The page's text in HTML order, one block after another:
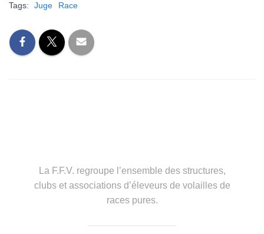
Tags: Juge Race
La F.F.V. regroupe l’ensemble des structures,
clubs et associations d’éleveurs de volailles de
races pures.